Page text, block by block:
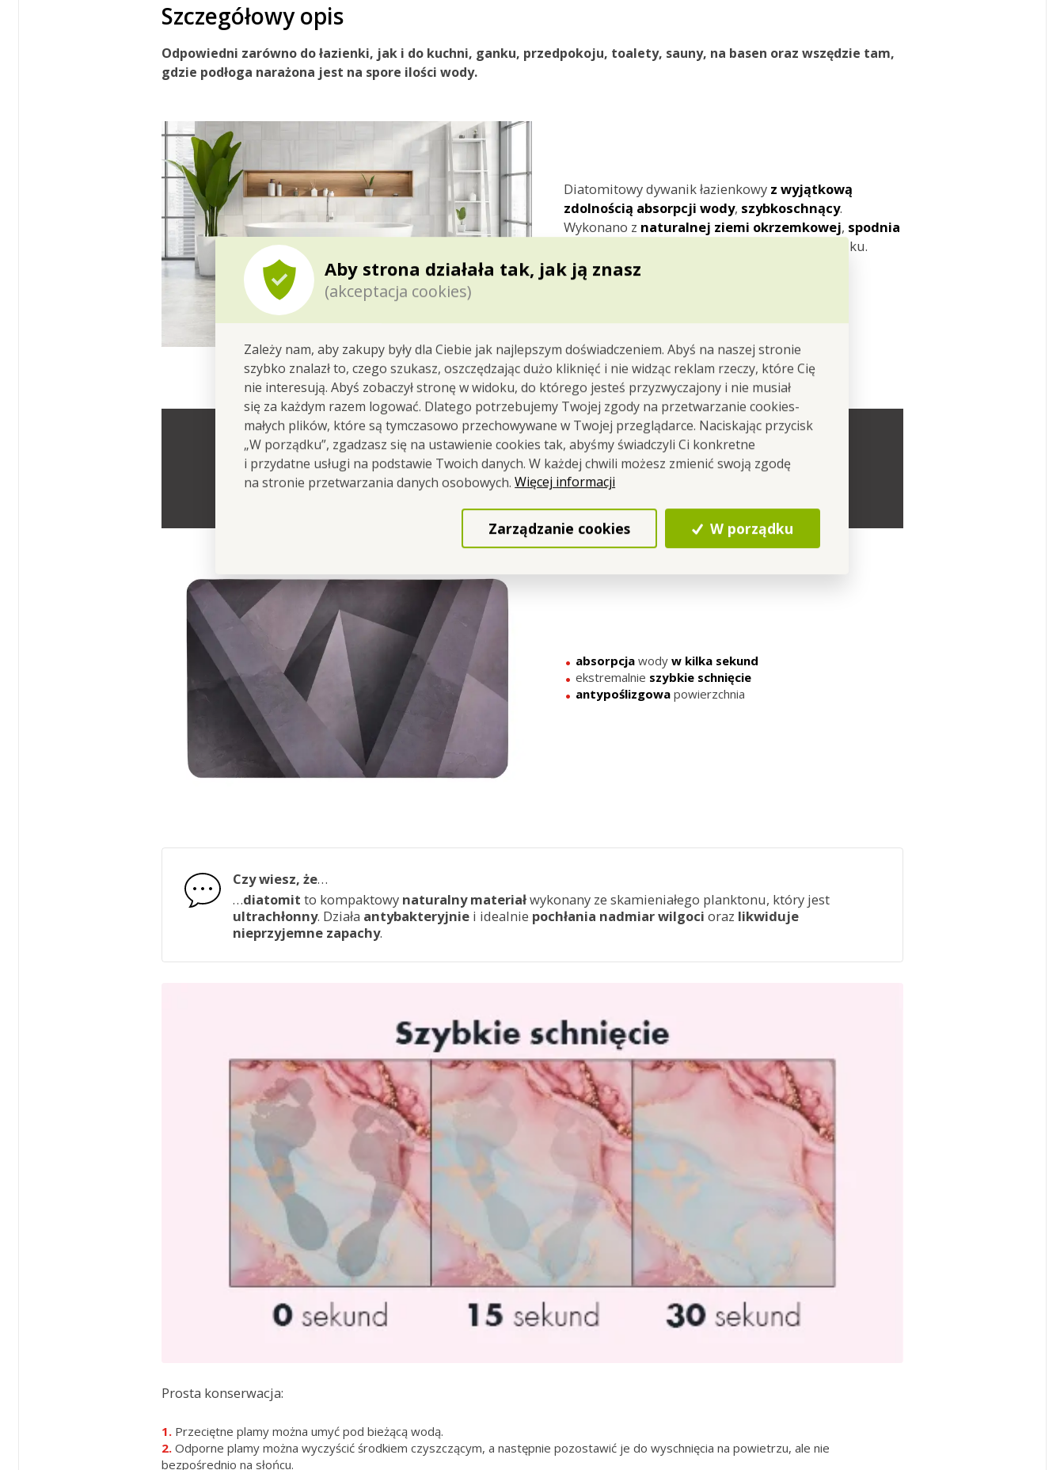
Aby strona działała tak, jak ją znasz
(akceptacja cookies)
Zależy nam, aby zakupy były dla Ciebie jak najlepszym doświadczeniem. Abyś na naszej stronie
szybko znalazł to, czego szukasz, oszczędzając dużo kliknięć i nie widząc reklam rzeczy, które Cię
nie interesują. Abyś zobaczył stronę w widoku, do którego jesteś przyzwyczajony i nie musiał
się za każdym razem logować. Dlatego potrzebujemy Twojej zgody na przetwarzanie cookies-
małych plików, które są tymczasowo przechowywane w Twojej przeglądarce. Naciskając przycisk
„W porządku”, zgadzasz się na ustawienie cookies tak, abyśmy świadczyli Ci konkretne
i przydatne usługi na podstawie Twoich danych. W każdej chwili możesz zmienić swoją zgodę
na stronie przetwarzania danych osobowych.Więcej informacji
Zarządzanie cookies W porządku
Szczegółowy opis
Odpowiedni zarówno dołazienki, jak i do kuchni, ganku, przedpokoju, toalety, sauny, na basen oraz wszędzie tam,
gdzie podłoga narażona jest na spore ilości wody.
Diatomitowy dywanik łazienkowy z wyjątkową
zdolnością absorpcji wody, szybkoschnący.
Wykonano z naturalnej ziemi okrzemkowej, spodnia
z naturalnego kauczuku.
Wymiary ok.: 60 x 90 cm (grubość ok. 3 mm).
Antypoślizgowy i wodoodporny
- dzięki niemu nie poślizgniesz się wychodząc z wanny czy spod prysznica, a dodatkowo nie
pozostawisz mokrych śladów na płytkach.
absorpcja wodyw kilka sekund
ekstremalnie szybkie schnięcie
antypoślizgowa powierzchnia
Czy wiesz, że…
…diatomit to kompaktowy naturalny materiałwykonany ze skamieniałego planktonu, który jest
ultrachłonny. Działa antybakteryjniei idealnie pochłania nadmiar wilgoci oraz likwiduje
nieprzyjemne zapachy.
Prosta konserwacja:
Przeciętne plamy można umyć pod bieżącą wodą.
Odporne plamy można wyczyścić środkiem czyszczącym, a następnie pozostawić je do wyschnięcia na powietrzu, ale nie
bezpośrednio na słońcu.